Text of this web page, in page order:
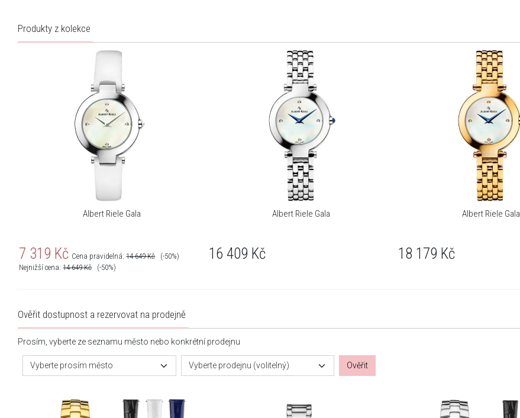
Produkty z kolekce
Albert Riele Gala
7 319 Kč Cena pravidelná:14 649 Kč
(-50%)
Nejnižší cena:14 649 Kč (-50%)
Albert Riele Gala
16 409 Kč
Albert Riele Gala
18 179 Kč
Ověřit dostupnost a rezervovat na prodejně
Prosím, vyberte ze seznamu město nebo konkrétní prodejnu
Vyberte prosím město Vyberte prodejnu (volitelný) Ověřit